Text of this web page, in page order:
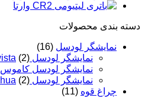
دسته‌ بندی محصولات
نمایشگر لودسل (16)
نمایشگر لودسل vista (2)
نمایشگر لودسل کاموس
نمایشگر لودسل yaohua (2)
چراغ قوه (11)